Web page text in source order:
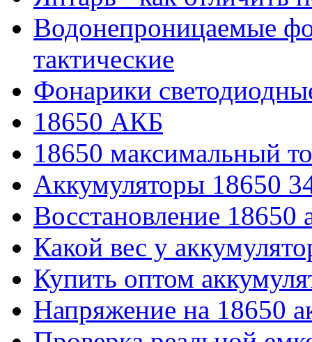
Водонепроницаемые
тактические
Фонарики
18650 АКБ
18650 максимальный
Аккумуляторы 18650
Восстановление 18650
Какой вес у
Купить оптом
Напряжение на 18650